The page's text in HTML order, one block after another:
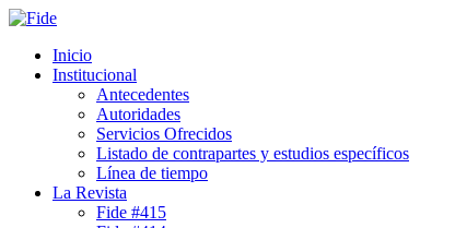
Inicio
Institucional
Antecedentes
Autoridades
Servicios Ofrecidos
Listado de contrapartes y estudios específicos
Línea de tiempo
La Revista
Fide #415